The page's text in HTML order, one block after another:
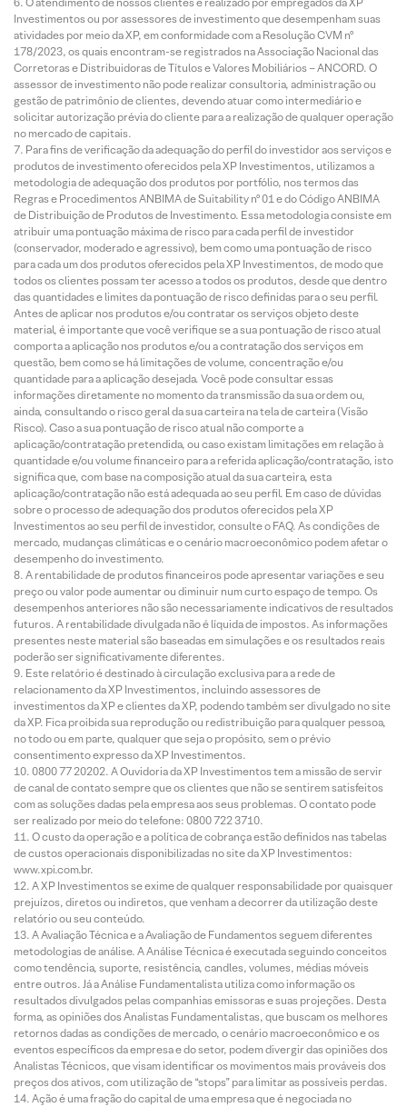
Investimentos ou por assessores de investimento que desempenham suas
atividades por meio da XP, em conformidade com a Resolução CVM nº
178/2023, os quais encontram-se registrados na Associação Nacional das
Corretoras e Distribuidoras de Títulos e Valores Mobiliários – ANCORD. O
assessor de investimento não pode realizar consultoria, administração ou
gestão de patrimônio de clientes, devendo atuar como intermediário e
solicitar autorização prévia do cliente para a realização de qualquer operação
no mercado de capitais.
Para fins de verificação da adequação do perfil do investidor aos serviços e
produtos de investimento oferecidos pela XP Investimentos, utilizamos a
metodologia de adequação dos produtos por portfólio, nos termos das
Regras e Procedimentos ANBIMA de Suitability nº 01 e do Código ANBIMA
de Distribuição de Produtos de Investimento. Essa metodologia consiste em
atribuir uma pontuação máxima de risco para cada perfil de investidor
(conservador, moderado e agressivo), bem como uma pontuação de risco
para cada um dos produtos oferecidos pela XP Investimentos, de modo que
todos os clientes possam ter acesso a todos os produtos, desde que dentro
das quantidades e limites da pontuação de risco definidas para o seu perfil.
Antes de aplicar nos produtos e/ou contratar os serviços objeto deste
material, é importante que você verifique se a sua pontuação de risco atual
comporta a aplicação nos produtos e/ou a contratação dos serviços em
questão, bem como se há limitações de volume, concentração e/ou
quantidade para a aplicação desejada. Você pode consultar essas
informações diretamente no momento da transmissão da sua ordem ou,
ainda, consultando o risco geral da sua carteira na tela de carteira (Visão
Risco). Caso a sua pontuação de risco atual não comporte a
aplicação/contratação pretendida, ou caso existam limitações em relação à
quantidade e/ou volume financeiro para a referida aplicação/contratação, isto
significa que, com base na composição atual da sua carteira, esta
aplicação/contratação não está adequada ao seu perfil. Em caso de dúvidas
sobre o processo de adequação dos produtos oferecidos pela XP
Investimentos ao seu perfil de investidor, consulte o FAQ. As condições de
mercado, mudanças climáticas e o cenário macroeconômico podem afetar o
desempenho do investimento.
A rentabilidade de produtos financeiros pode apresentar variações e seu
preço ou valor pode aumentar ou diminuir num curto espaço de tempo. Os
desempenhos anteriores não são necessariamente indicativos de resultados
futuros. A rentabilidade divulgada não é líquida de impostos. As informações
presentes neste material são baseadas em simulações e os resultados reais
poderão ser significativamente diferentes.
Este relatório é destinado à circulação exclusiva para a rede de
relacionamento da XP Investimentos, incluindo assessores de
investimentos da XP e clientes da XP, podendo também ser divulgado no site
da XP. Fica proibida sua reprodução ou redistribuição para qualquer pessoa,
no todo ou em parte, qualquer que seja o propósito, sem o prévio
consentimento expresso da XP Investimentos.
0800 77 20202. A Ouvidoria da XP Investimentos tem a missão de servir
de canal de contato sempre que os clientes que não se sentirem satisfeitos
com as soluções dadas pela empresa aos seus problemas. O contato pode
ser realizado por meio do telefone: 0800 722 3710.
O custo da operação e a política de cobrança estão definidos nas tabelas
de custos operacionais disponibilizadas no site da XP Investimentos:
www.xpi.com.br.
A XP Investimentos se exime de qualquer responsabilidade por quaisquer
prejuízos, diretos ou indiretos, que venham a decorrer da utilização deste
relatório ou seu conteúdo.
A Avaliação Técnica e a Avaliação de Fundamentos seguem diferentes
metodologias de análise. A Análise Técnica é executada seguindo conceitos
como tendência, suporte, resistência, candles, volumes, médias móveis
entre outros. Já a Análise Fundamentalista utiliza como informação os
resultados divulgados pelas companhias emissoras e suas projeções. Desta
forma, as opiniões dos Analistas Fundamentalistas, que buscam os melhores
retornos dadas as condições de mercado, o cenário macroeconômico e os
eventos específicos da empresa e do setor, podem divergir das opiniões dos
Analistas Técnicos, que visam identificar os movimentos mais prováveis dos
preços dos ativos, com utilização de “stops” para limitar as possíveis perdas.
Ação é uma fração do capital de uma empresa que é negociada no